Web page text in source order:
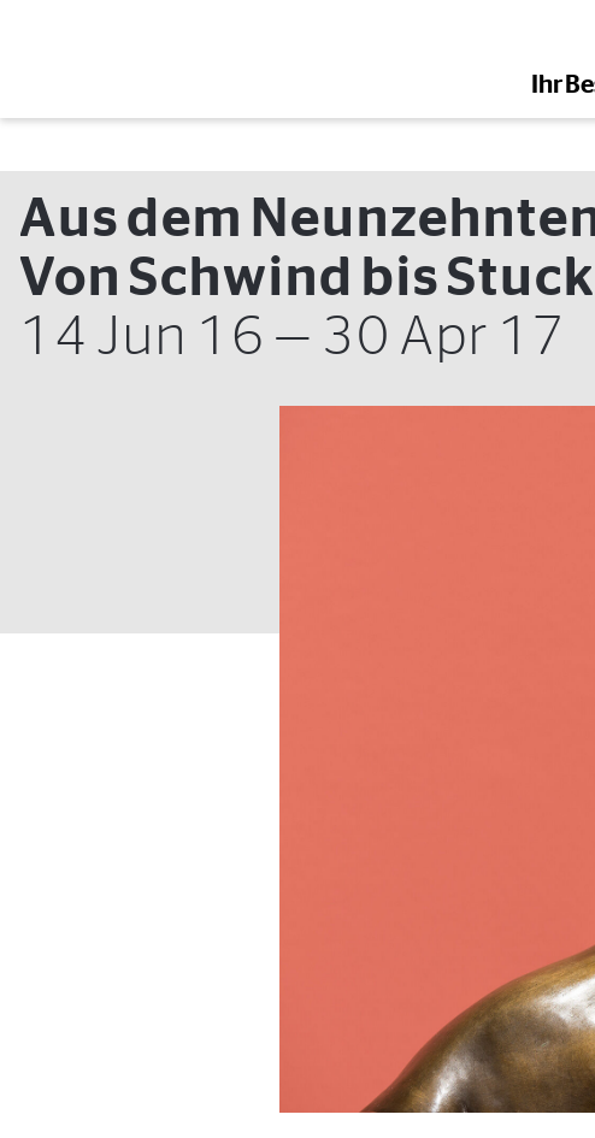
Zur Startseite
Ihr
öffnen
Aus dem
Von Schwind bis Stuck
14 Jun 16 — 30 Apr 17